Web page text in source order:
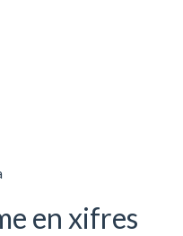
en xifres